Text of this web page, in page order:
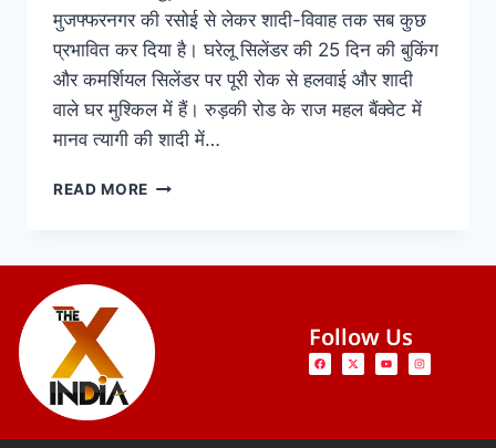
मुजफ्फरनगर की रसोई से लेकर शादी-विवाह तक सब कुछ
प्रभावित कर दिया है। घरेलू सिलेंडर की 25 दिन की बुकिंग
और कमर्शियल सिलेंडर पर पूरी रोक से हलवाई और शादी
वाले घर मुश्किल में हैं। रुड़की रोड के राज महल बैंक्वेट में
मानव त्यागी की शादी में…
READ MORE
Follow Us